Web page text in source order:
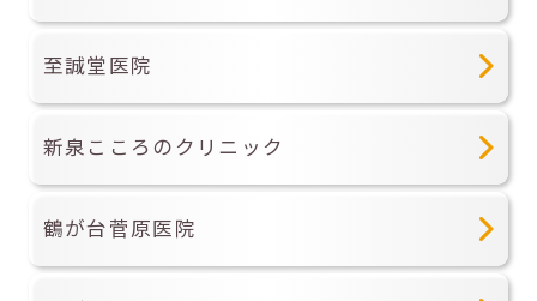
至誠堂医院
新泉こころのクリニック
鶴が台菅原医院